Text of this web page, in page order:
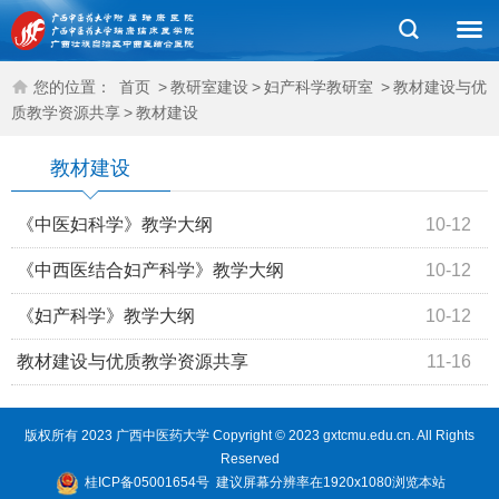
您的位置： 首页 >教研室建设 >妇产科学教研室 >教材建设与优
质教学资源共享>教材建设
教材建设
10-12
《中医妇科学》教学大纲
10-12
《中西医结合妇产科学》教学大纲
10-12
《妇产科学》教学大纲
11-16
教材建设与优质教学资源共享
版权所有 2023 广西中医药大学 Copyright © 2023 gxtcmu.edu.cn. All Rights
Reserved
桂ICP备05001654号 建议屏幕分辨率在1920x1080浏览本站